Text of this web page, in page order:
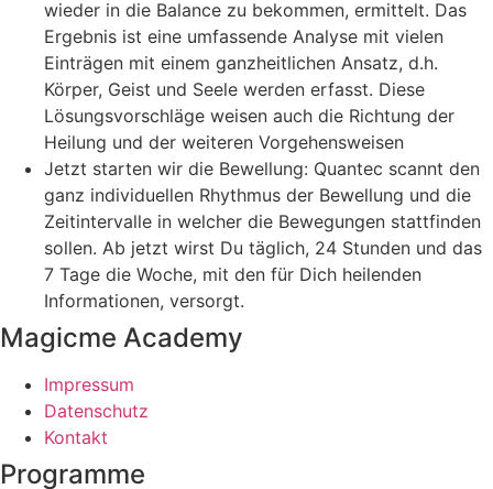
wieder in die Balance zu bekommen, ermittelt. Das
Ergebnis ist eine umfassende Analyse mit vielen
Einträgen mit einem ganzheitlichen Ansatz, d.h.
Körper, Geist und Seele werden erfasst. Diese
Lösungsvorschläge weisen auch die Richtung der
Heilung und der weiteren Vorgehensweisen
Jetzt starten wir die Bewellung: Quantec scannt den
ganz individuellen Rhythmus der Bewellung und die
Zeitintervalle in welcher die Bewegungen stattfinden
sollen. Ab jetzt wirst Du täglich, 24 Stunden und das
7 Tage die Woche, mit den für Dich heilenden
Informationen, versorgt.
Magicme Academy
Impressum
Datenschutz
Kontakt
Programme